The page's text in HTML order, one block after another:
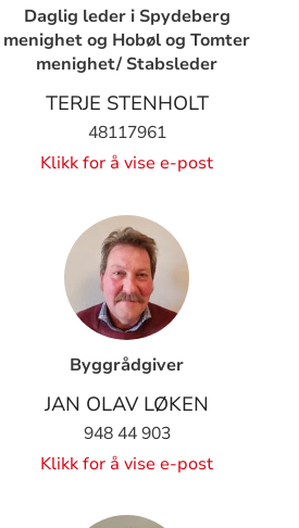
Daglig leder i Spydeberg
menighet og Hobøl og Tomter
menighet/ Stabsleder
TERJE STENHOLT
48117961
Klikk for å vise e-post
Byggrådgiver
JAN OLAV LØKEN
948 44 903
Klikk for å vise e-post